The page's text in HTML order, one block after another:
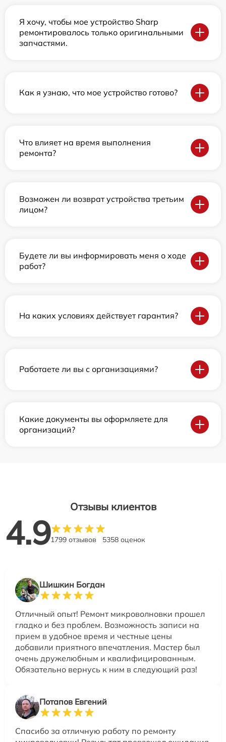
Я хочу, чтобы мое устройство Sharp
ремонтировалось только оригинальными
запчастями.
Как я узнаю, что мое устройство готово?
Что влияет на время выполнения
ремонта?
Возможен ли возврат устройства третьим
лицом?
Будете ли вы информировать меня о ходе
работ?
На каких условиях действует гарантия?
Работаете ли вы с организациями?
Какие документы вы оформляете для
организаций?
Отзывы клиентов
4.91799 отзывов 5358 оценок
Шишкин Богдан
Отличный опыт! Ремонт микроволновки прошел
гладко и без проблем. Возможность записи на
прием в удобное время и честные цены
добавили приятного впечатления. Мастер был
очень дружелюбным и квалифицированным.
Обязательно вернусь к ним в следующий раз!
Потапов Евгений
Спасибо за отличную работу по ремонту